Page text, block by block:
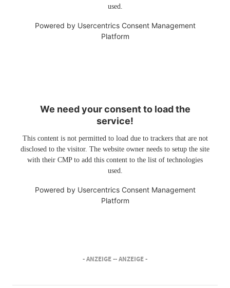
used.
Powered by Usercentrics Consent Management
Platform
We need your consent to load the
service!
This content is not permitted to load due to trackers that are not
disclosed to the visitor. The website owner needs to setup the site
with their CMP to add this content to the list of technologies
used.
Powered by Usercentrics Consent Management
Platform
- ANZEIGE -- ANZEIGE -